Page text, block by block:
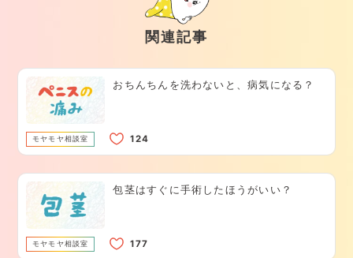
関連記事
おちんちんを洗わないと、病気になる？
モヤモヤ相談室
包茎はすぐに手術したほうがいい？
モヤモヤ相談室